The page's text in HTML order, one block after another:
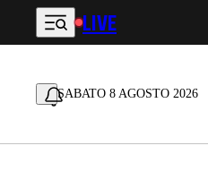
Vai al contenuto principale
LIVE
SABATO 8 AGOSTO 2026